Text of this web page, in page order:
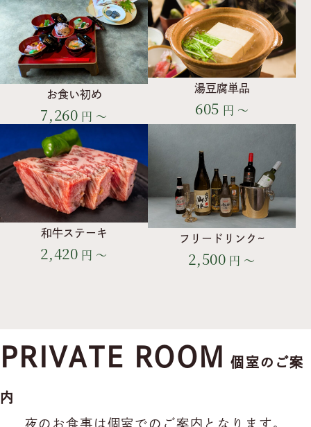
お食い初め
7,260 円 ～
湯豆腐単品
605 円 ～
和牛ステーキ
2,420 円 ～
フリードリンク~
2,500 円 ～
PRIVATE ROOM 個室のご案
内
夜のお食事は個室でのご案内となります。